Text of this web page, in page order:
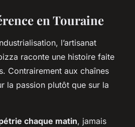
en Touraine
l’artisanat
raconte une histoire faite
Contrairement aux chaînes
la passion plutôt que sur la
chaque matin, jamais